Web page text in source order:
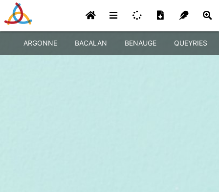
ARGONNE BACALAN BENAUGE QUEYRIES